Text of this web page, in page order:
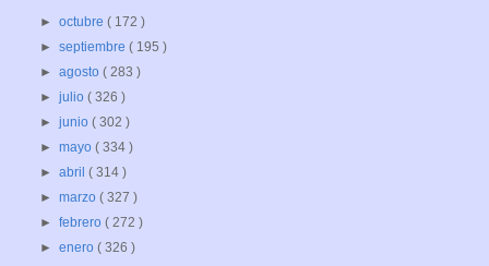
►octubre( 172 )
►septiembre( 195 )
►agosto( 283 )
►julio( 326 )
►junio( 302 )
►mayo( 334 )
►abril( 314 )
►marzo( 327 )
►febrero( 272 )
►enero( 326 )